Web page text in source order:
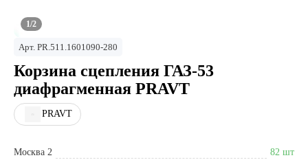
1/2
Арт. PR.511.1601090-280
Корзина сцепления ГАЗ-53
диафрагменная PRAVT
PRAVT
Москва 2 82 шт